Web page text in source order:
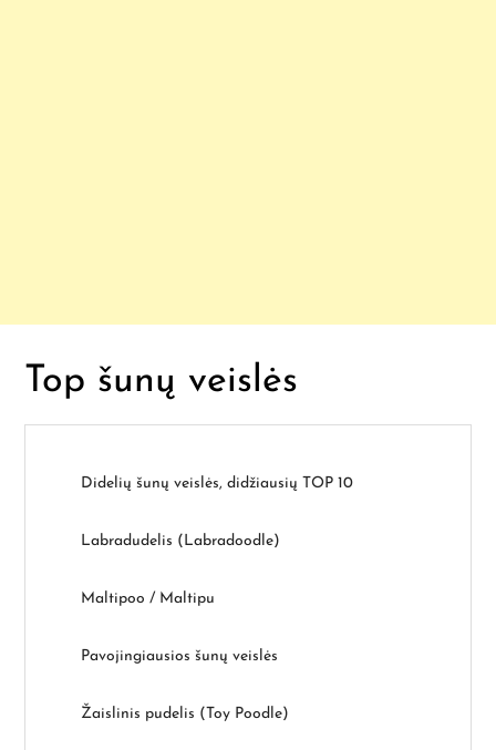
Top šunų veislės
Didelių šunų veislės, didžiausių TOP 10
Labradudelis (Labradoodle)
Maltipoo / Maltipu
Pavojingiausios šunų veislės
Žaislinis pudelis (Toy Poodle)